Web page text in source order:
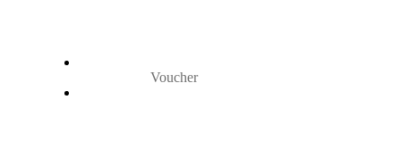
Voucher